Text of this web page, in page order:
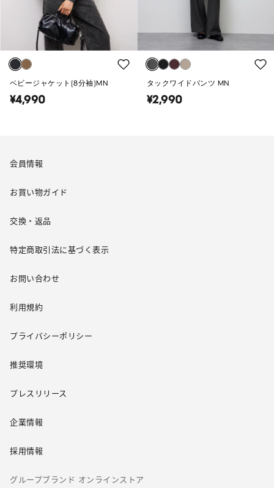
ベビージャケット(8分袖)MN
¥4,990
タックワイドパンツ MN
¥2,990
会員情報
お買い物ガイド
交換・返品
特定商取引法に基づく表示
お問い合わせ
利用規約
プライバシーポリシー
推奨環境
プレスリリース
企業情報
採用情報
グループブランド オンラインストア